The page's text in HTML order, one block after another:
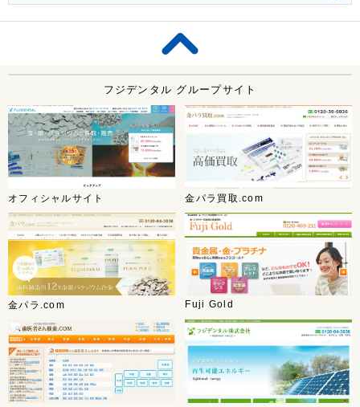
フジデンタル グループサイト
オフィシャルサイト 金パラ買取.com
金パラ.com Fuji Gold